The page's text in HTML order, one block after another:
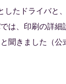
したドライバと
は、印刷の詳細
聞きました（公